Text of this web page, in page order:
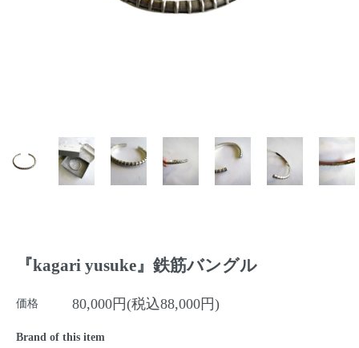
『kagari yusuke』鉄筋バングル
価格 80,000円(税込88,000円)
Brand of this item